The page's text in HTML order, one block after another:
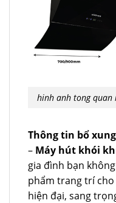
hinh anh tong quan
Thông tin bổ
– Máy hút khói
gia đình bạn
phẩm trang trí
hiện đại, sang